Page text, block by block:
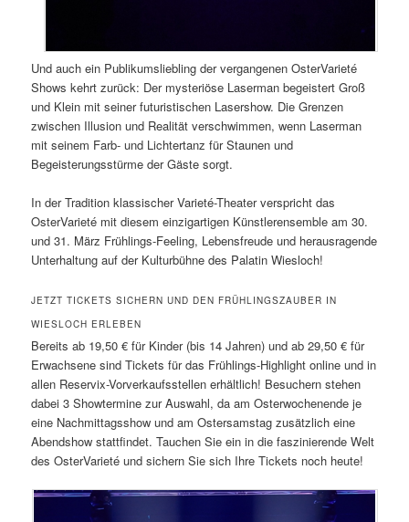
Und auch ein Publikumsliebling der vergangenen OsterVarieté
Shows kehrt zurück: Der mysteriöse Laserman begeistert Groß
und Klein mit seiner futuristischen Lasershow. Die Grenzen
zwischen Illusion und Realität verschwimmen, wenn Laserman
mit seinem Farb- und Lichtertanz für Staunen und
Begeisterungsstürme der Gäste sorgt.
In der Tradition klassischer Varieté-Theater verspricht das
OsterVarieté mit diesem einzigartigen Künstlerensemble am 30.
und 31. März Frühlings-Feeling, Lebensfreude und herausragende
Unterhaltung auf der Kulturbühne des Palatin Wiesloch!
JETZT TICKETS SICHERN UND DEN FRÜHLINGSZAUBER IN
WIESLOCH ERLEBEN
Bereits ab 19,50 € für Kinder (bis 14 Jahren) und ab 29,50 € für
Erwachsene sind Tickets für das Frühlings-Highlight online und in
allen Reservix-Vorverkaufsstellen erhältlich! Besuchern stehen
dabei 3 Showtermine zur Auswahl, da am Osterwochenende je
eine Nachmittagsshow und am Ostersamstag zusätzlich eine
Abendshow stattfindet. Tauchen Sie ein in die faszinierende Welt
des OsterVarieté und sichern Sie sich Ihre Tickets noch heute!